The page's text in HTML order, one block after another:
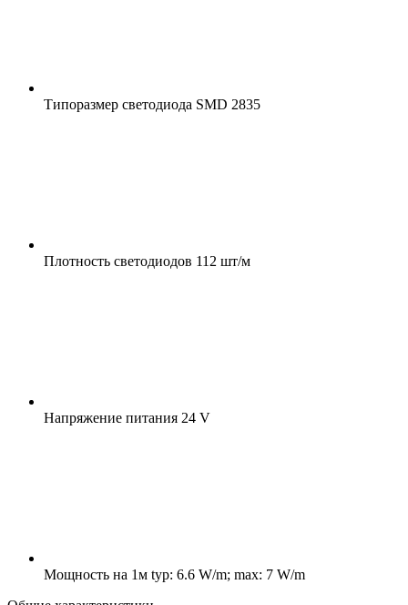
Типоразмер светодиода SMD 2835
Плотность светодиодов 112 шт/м
Напряжение питания 24 V
Мощность на 1м typ: 6.6 W/m; max: 7 W/m